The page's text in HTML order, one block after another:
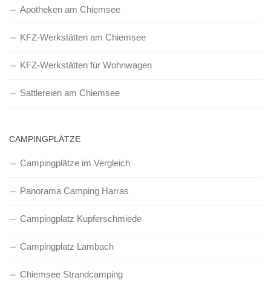
Apotheken am Chiemsee
KFZ-Werkstätten am Chiemsee
KFZ-Werkstätten für Wohnwagen
Sattlereien am Chiemsee
CAMPINGPLÄTZE
Campingplätze im Vergleich
Panorama Camping Harras
Campingplatz Kupferschmiede
Campingplatz Lambach
Chiemsee Strandcamping